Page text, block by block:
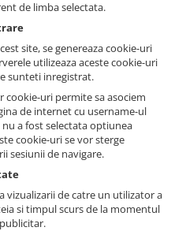
de limba selectata.
site, se genereaza cookie-uri
utilizeaza aceste cookie-uri
sunteti inregistrat.
cookie-uri permite sa asociem
de internet cu username-ul
a fost selectata optiunea
cookie-uri se vor sterge
sesiunii de navigare.
vizualizarii de catre un utilizator a
si timpul scurs de la momentul